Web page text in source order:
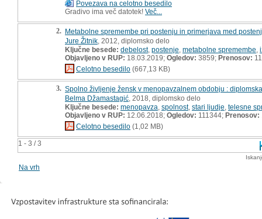
1 - 3 / 3
Povezava na celotno besedilo
Gradivo ima več datotek! Več...
2. Metabolne spremembe pri postenju in primerjava med
Jure Žitnik , 2012, diplomsko delo
Ključne besede: debelost, postenje metabolne spremembe
Objavljeno v RUP: 18.03.2019; Ogledov: 3859; Prenosov:
Celotno besedilo (667,13 KB)
3. Spolno življenje žensk v menopavzalnem obdobju :
Belma Džamastagić , 2018, diplomsko delo
Ključne besede: menopavza spolnost, stari ljudje telesne
Objavljeno v RUP: 12.06.2018; Ogledov: 111344; Prenosov:
Celotno besedilo (1,02 MB)
Na vrh